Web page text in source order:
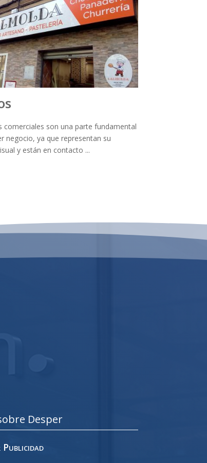
comerciales son una parte fundamental
negocio, ya que representan su
y están en contacto ...
Desper
Publicidad